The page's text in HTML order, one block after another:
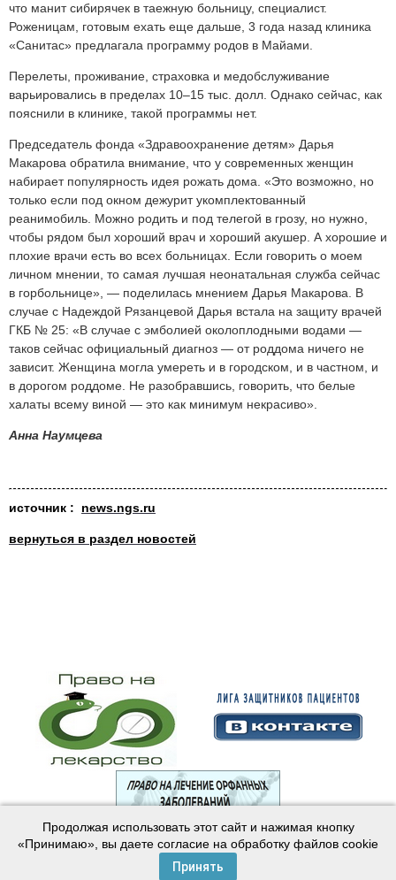
что манит сибирячек в таежную больницу, специалист.
Роженицам, готовым ехать еще дальше, 3 года назад клиника
«Санитас» предлагала программу родов в Майами.
Перелеты, проживание, страховка и медобслуживание
варьировались в пределах 10–15 тыс. долл. Однако сейчас, как
пояснили в клинике, такой программы нет.
Председатель фонда «Здравоохранение детям» Дарья
Макарова обратила внимание, что у современных женщин
набирает популярность идея рожать дома. «Это возможно, но
только если под окном дежурит укомплектованный
реанимобиль. Можно родить и под телегой в грозу, но нужно,
чтобы рядом был хороший врач и хороший акушер. А хорошие и
плохие врачи есть во всех больницах. Если говорить о моем
личном мнении, то самая лучшая неонатальная служба сейчас
в горбольнице», — поделилась мнением Дарья Макарова. В
случае с Надеждой Рязанцевой Дарья встала на защиту врачей
ГКБ № 25: «В случае с эмболией околоплодными водами —
таков сейчас официальный диагноз — от роддома ничего не
зависит. Женщина могла умереть и в городском, и в частном, и
в дорогом роддоме. Не разобравшись, говорить, что белые
халаты всему виной — это как минимум некрасиво».
Анна Наумцева
источник : news.ngs.ru
вернуться в раздел новостей
© 2003—2024 Лига защитников пациентов
Создание сайта — Интернет-студияМайер
Продолжая использовать этот сайт и нажимая кнопку
«Принимаю», вы даете согласие на обработку файлов cookie
Принять